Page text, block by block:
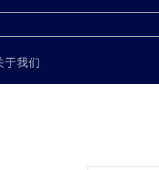
于我们